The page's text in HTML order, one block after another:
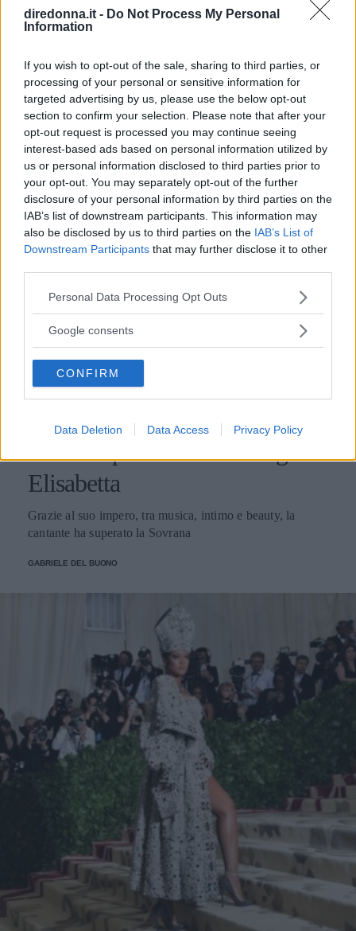
diredonna.it - Do Not Process My Personal
Information
If you wish to opt-out of the sale, sharing to third parties, or
processing of your personal or sensitive information for
targeted advertising by us, please use the below opt-out
section to confirm your selection. Please note that after your
opt-out request is processed you may continue seeing
interest-based ads based on personal information utilized by
us or personal information disclosed to third parties prior to
your opt-out. You may separately opt-out of the further
disclosure of your personal information by third parties on the
IAB’s list of downstream participants. This information may
also be disclosed by us to third parties on the IAB’s List of
Downstream Participants that may further disclose it to other
Please note that this website/app uses one or more Google
not limited to your visit or usage behaviour. You may click to
use your data for below specified purposes in below Google
consent section.
Personal Data Processing Opt Outs
Google consents
CONFIRM
Data Deletion Data Access Privacy Policy
natura che prende ispirazione dai fiori
STEFANIA CICIRELLO
Elisabetta
Grazie al suo impero, tra musica, intimo e beauty, la
cantante ha superato la Sovrana
GABRIELE DEL BUONO